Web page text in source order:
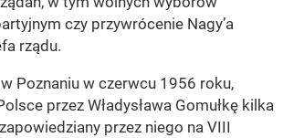
czy przywrócenie Nagy’a
rządu.
Poznaniu w czerwcu 1956 roku,
przez Władysława Gomułkę kilka
przez niego na VIII